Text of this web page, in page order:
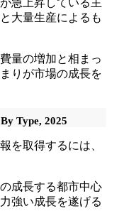
大量生産によるも
量の増加と相まっ
りが市場の成長を
Type, 2025
を取得するには、
成長する都市中心
強い成長を遂げる